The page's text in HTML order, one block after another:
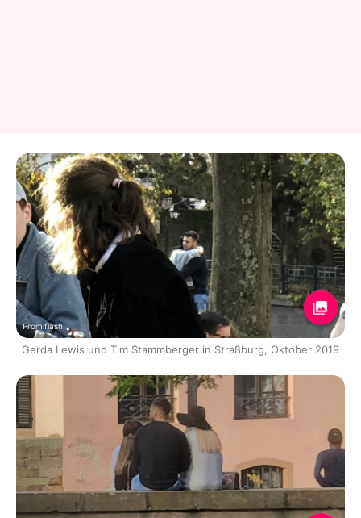
Promiflash
Gerda Lewis und Tim Stammberger in Straßburg, Oktober 2019